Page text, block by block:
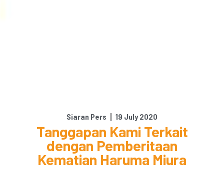
Siaran Pers 19 July 2020
Tanggapan Kami Terkait
dengan Pemberitaan
Kematian Haruma Miura